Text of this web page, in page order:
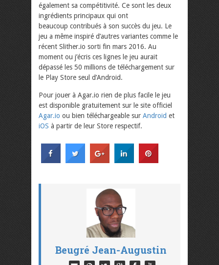
également sa compétitivité. Ce sont les deux
ingrédients principaux qui ont
beaucoup contribués à son succès du jeu. Le
jeu a même inspiré d’autres variantes comme le
récent Slither.io sorti fin mars 2016. Au
moment ou j’écris ces lignes le jeu aurait
dépassé les 50 millions de téléchargement sur
le Play Store seul d’Android.
Pour jouer à Agar.io rien de plus facile le jeu
est disponible gratuitement sur le site officiel
Agar.io ou bien téléchargeable sur Android et
iOS à partir de leur Store respectif.
Beugré Jean-Augustin